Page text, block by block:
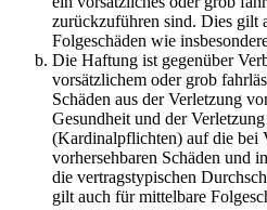
zurückzuführen sind. Dies gilt
Folgeschäden wie
Die Haftung ist gegenüber
vorsätzlichem oder grob
Schäden aus der Verletzung
Gesundheit und der
(Kardinalpflichten) auf die bei
vorhersehbaren Schäden und
die vertragstypischen
gilt auch für mittelbare